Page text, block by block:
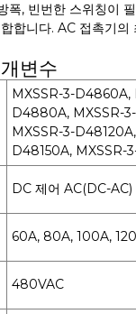
폭, 빈번한 스위칭이
합니다. AC 접촉기의
변수
MXSSR-3-D4860A,
D4880A, MXSSR-
MXSSR-3-
D48150A, MXSSR-
DC 제어 AC(DC-AC)
60A, 80A, 100A,
480VAC